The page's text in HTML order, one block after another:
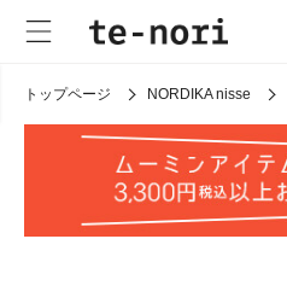
トップページ NORDIKA nisse